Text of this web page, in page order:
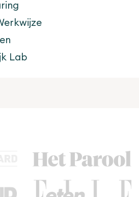
Lab